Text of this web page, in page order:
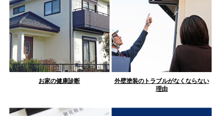
お家の健康診断
外壁塗装のトラブルがなくならない
理由